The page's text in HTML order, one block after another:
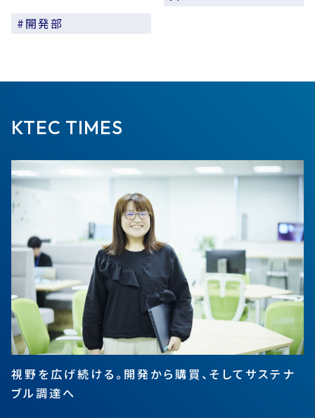
#開発部
KTEC TIMES
視野を広げ続ける。開発から購買、そしてサステナ
ブル調達へ